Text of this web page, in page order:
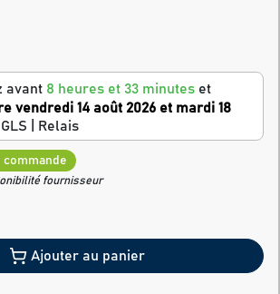
avant 8 heures et 33 minutes et
vendredi 14 août 2026 et mardi 18
| Relais
fournisseur
Ajouter au panier